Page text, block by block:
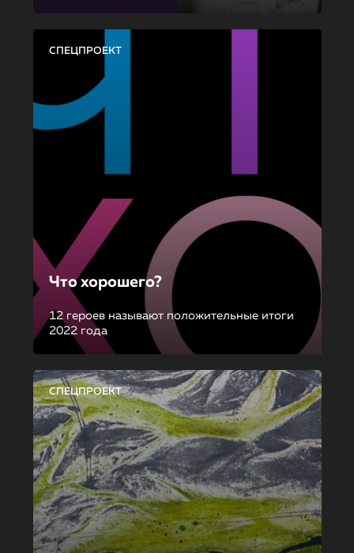
СПЕЦПРОЕКТ
Что хорошего?
12 героев называют положительные итоги
2022 года
СПЕЦПРОЕКТ